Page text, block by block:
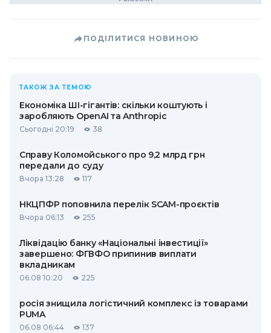
ПОДІЛИТИСЯ НОВИНОЮ
ТАКОЖ ЗА ТЕМОЮ
Економіка ШІ-гігантів: скільки коштують і
заробляють OpenAI та Anthropic
Сьогодні 20:19 38
Справу Коломойського про 9,2 млрд грн
передали до суду
Вчора 13:28 117
НКЦПФР поповнила перелік SCAM-проєктів
Вчора 06:13 255
Ліквідацію банку «Національні інвестиції»
завершено: ФГВФО припинив виплати
вкладникам
06.08 10:20 225
росія знищила логістичний комплекс із товарами
PUMA
06.08 06:44 137